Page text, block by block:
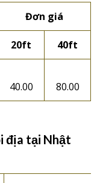
Đơn giá
20ft 40ft
40.00 80.00
địa tại Nhật